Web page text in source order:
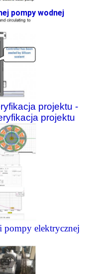
pompy wodnej
projektu -
projektu
elektrycznej